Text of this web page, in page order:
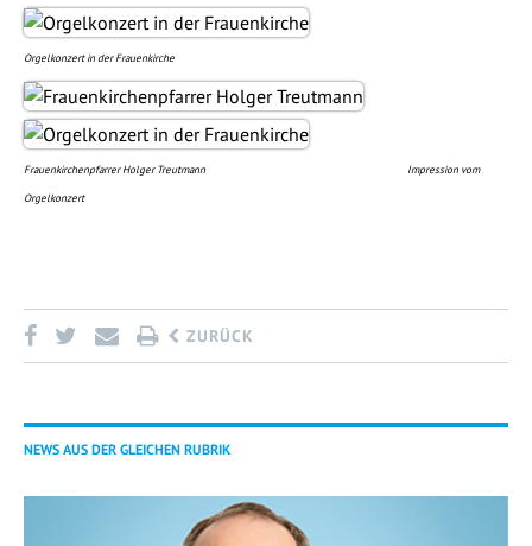
Orgelkonzert in der Frauenkirche
Frauenkirchenpfarrer Holger Treutmann Impression vom
Orgelkonzert
ZURÜCK
NEWS AUS DER GLEICHEN RUBRIK